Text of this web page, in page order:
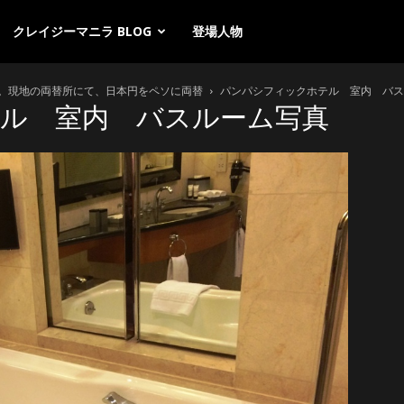
クレイジーマニラ BLOG 登場人物
現地の両替所にて、日本円をペソに両替 パンパシフィックホテル 室内 バス
ル 室内 バスルーム写真